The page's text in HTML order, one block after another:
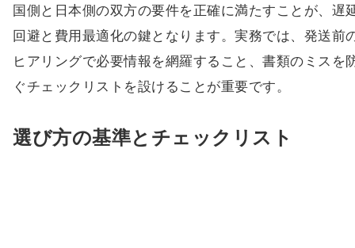
国側と日本側の双方の要件を正確に満たすことが、遅
回避と費用最適化の鍵となります。実務では、発送前
ヒアリングで必要情報を網羅すること、書類のミスを
ぐチェックリストを設けることが重要です。
選び方の基準とチェックリスト